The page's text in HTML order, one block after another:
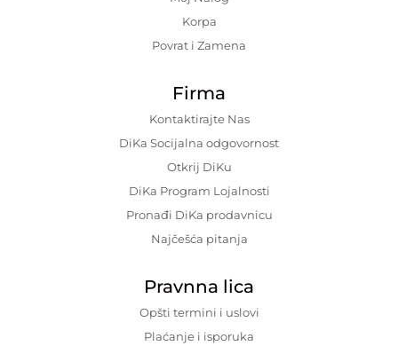
Korpa
Povrat i Zamena
Firma
Kontaktirajte Nas
DiKa Socijalna odgovornost
Otkrij DiKu
DiKa Program Lojalnosti
Pronađi DiKa prodavnicu
Najčešća pitanja
Pravnna lica
Opšti termini i uslovi
Plaćanje i isporuka